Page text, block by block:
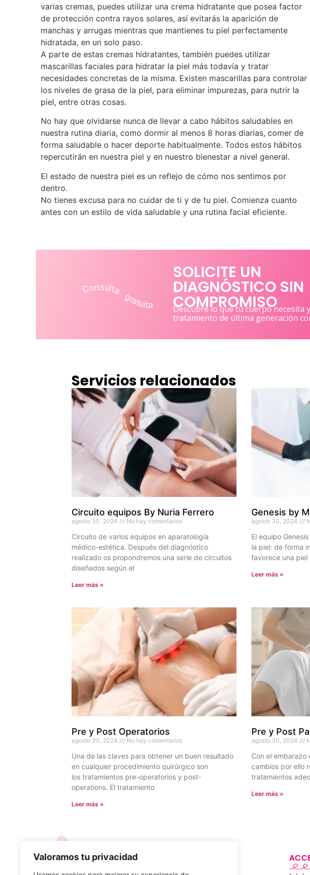
Valoramos tu privacidad
varias cremas, puedes utilizar una crema hidratante que posea factor
de protección contra rayos solares, así evitarás la aparición de
manchas y arrugas mientras que mantienes tu piel perfectamente
hidratada, en un solo paso.
A parte de estas cremas hidratantes, también puedes utilizar
mascarillas faciales para hidratar la piel más todavía y tratar
necesidades concretas de la misma. Existen mascarillas para controlar
los niveles de grasa de la piel, para eliminar impurezas, para nutrir la
piel, entre otras cosas.
No hay que olvidarse nunca de llevar a cabo hábitos saludables en
nuestra rutina diaria, como dormir al menos 8 horas diarias, comer de
forma saludable o hacer deporte habitualmente. Todos estos hábitos
repercutirán en nuestra piel y en nuestro bienestar a nivel general.
El estado de nuestra piel es un reflejo de cómo nos sentimos por
dentro.
No tienes excusa para no cuidar de ti y de tu piel. Comienza cuanto
antes con un estilo de vida saludable y una rutina facial eficiente.
Consulta gratuita
SOLICITE UN
DIAGNÓSTICO SIN
COMPROMISO
Descubre lo que tu cuerpo necesita
tratamiento de última generación
Servicios relacionados
Circuito equipos By Nuria Ferrero
agosto 30, 2024 No hay comentarios
Circuito de varios equipos en aparatología
médico-estética. Después del diagnóstico
realizado os propondremos una serie de circuitos
diseñados según el
Leer más »
Genesis by
agosto 30, 2024
El equipo
la piel: de forma
favorece una piel
Leer más »
Pre y Post Operatorios
agosto 30, 2024 No hay comentarios
Una de las claves para obtener un buen resultado
en cualquier procedimiento quirúrgico son
los tratamientos pre-operatorios y post-
operations. El tratamiento
Leer más »
Pre y Post
agosto 30, 2024
Con el
cambios por ello
tratamientos
Leer más »